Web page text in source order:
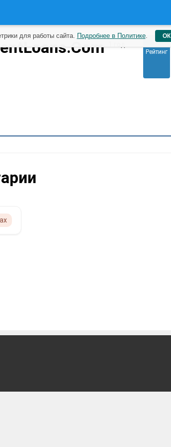
0
Рейтинг
для работы сайта. Подробнее в Политике. ОК